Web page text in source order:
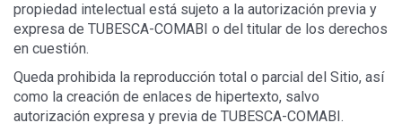
propiedad intelectual está sujeto a la autorización previa y
expresa de TUBESCA-COMABI o del titular de los derechos
en cuestión.
Queda prohibida la reproducción total o parcial del Sitio, así
como la creación de enlaces de hipertexto, salvo
autorización expresa y previa de TUBESCA-COMABI.